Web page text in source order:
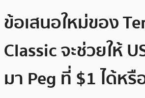
ข้อเสนอใหม่ของ
Classic จะช่วยให้
มา Peg ที่ $1 ได้หรื